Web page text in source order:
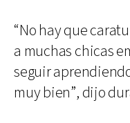
“No hay que
a muchas chicas
seguir
muy bien”, dijo